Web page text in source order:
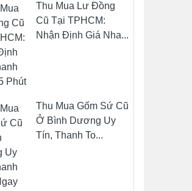
Thu Mua Lư Đồng
Cũ Tại TPHCM:
Nhận Định Giá Nha...
Thu Mua Gốm Sứ Cũ
Ở Bình Dương Uy
Tín, Thanh To...